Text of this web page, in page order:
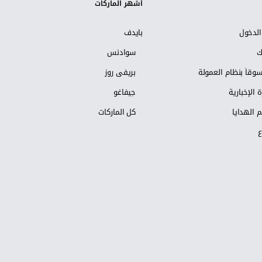
بنظام العمولة
الإخبارية
الهدايا
أشهر الماركات
بايدف
سوادنس
بريفي روز
جيفاغو
كل الماركات